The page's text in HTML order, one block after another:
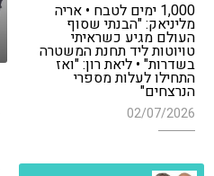
1,000 ימים לטבח • אריה
מליניאק: "הבנתי שסוף
העולם מגיע כשראיתי
טויוטות ליד תחנת המשטרה
בשדרות" • ליאת רון: "ואז
התחילו לעלות מספרי
הנרצחים"
02/07/2026